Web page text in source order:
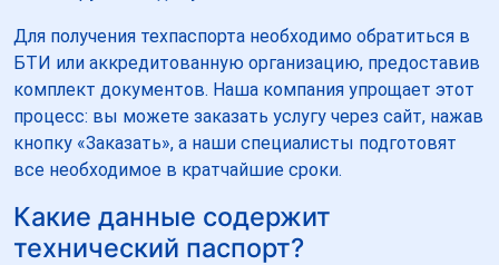
Для получения техпаспорта необходимо обратиться в
БТИ или аккредитованную организацию, предоставив
комплект документов. Наша компания упрощает этот
процесс: вы можете заказать услугу через сайт, нажав
кнопку «Заказать», а наши специалисты подготовят
все необходимое в кратчайшие сроки.
Какие данные содержит
технический паспорт?